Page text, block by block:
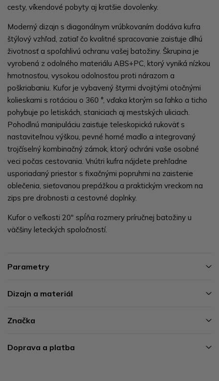
cesty, víkendové pobyty aj kratšie dovolenky.
Moderný dizajn s diagonálnym vrúbkovaním dodáva kufra
štýlový vzhľad, zatiaľ čo kvalitné spracovanie zaisťuje dlhú
životnosť a spoľahlivú ochranu vašej batožiny. Škrupina je
vyrobená z odolného materiálu ABS+PC, ktorý vyniká nízkou
hmotnosťou, vysokou odolnosťou proti nárazom a
poškriabaniu. Kufor je vybavený štyrmi dvojitými otočnými
kolieskami s rotáciou o 360 °, vďaka ktorým sa ľahko a ticho
pohybuje po letiskách, staniciach aj mestských uliciach.
Pohodlnú manipuláciu zaisťuje teleskopická rukoväť s
nastaviteľnou výškou, pevné horné madlo a integrovaný
trojčíselný kombinačný zámok, ktorý ochráni vaše osobné
veci počas cestovania. Vnútri kufra nájdete prehľadne
usporiadaný priestor s fixačnými popruhmi na zaistenie
oblečenia, sieťovanou prepážkou a praktickým vreckom na
zips pre drobnosti a cestovné doplnky.
Kufor o veľkosti 20" spĺňa rozmery príručnej batožiny u
väčšiny leteckých spoločností.
Parametry
Dizajn a materiál
Značka
Doprava a platba